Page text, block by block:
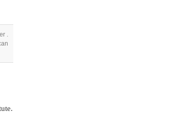
.